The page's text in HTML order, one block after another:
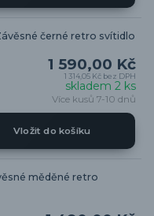
černé retro svítidlo
1 590,00 Kč
1 314,05 Kč bez DPH
skladem 2 ks
Více kusů 7-10 dnů
Vložit do košíku
měděné retro